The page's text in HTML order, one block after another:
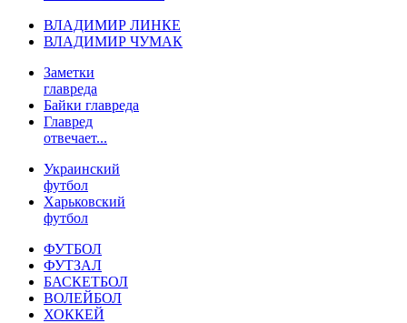
ВЛАДИМИР ЛИНКЕ
ВЛАДИМИР ЧУМАК
Заметки
главреда
Байки главреда
Главред
отвечает...
Украинский
футбол
Харьковский
футбол
ФУТБОЛ
ФУТЗАЛ
БАСКЕТБОЛ
ВОЛЕЙБОЛ
ХОККЕЙ